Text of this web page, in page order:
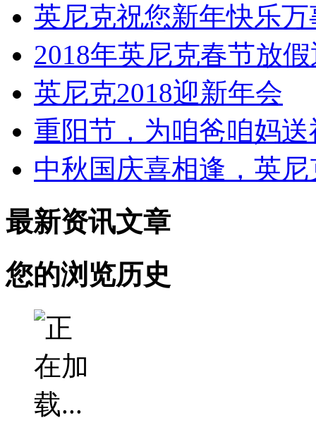
英尼克祝您新年快乐
2018年英尼克春节放
英尼克2018迎新年会
重阳节，为咱爸咱妈
中秋国庆喜相逢，英
最新资讯文章
您的浏览历史